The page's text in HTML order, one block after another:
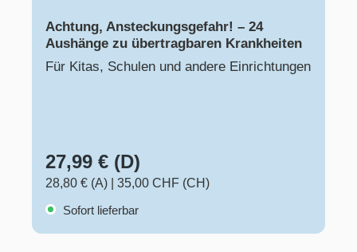
Achtung, Ansteckungsgefahr! – 24
Aushänge zu übertragbaren Krankheiten
Für Kitas, Schulen und andere Einrichtungen
27,99 € (D)
28,80 € (A)
35,00 CHF (CH)
Sofort lieferbar